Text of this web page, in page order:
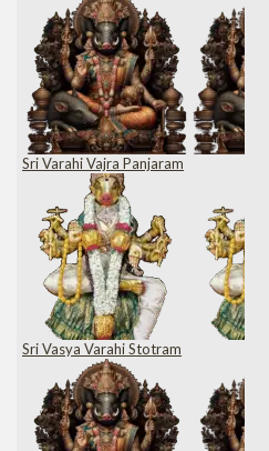
Sri Varahi Vajra Panjaram
Sri Vasya Varahi Stotram